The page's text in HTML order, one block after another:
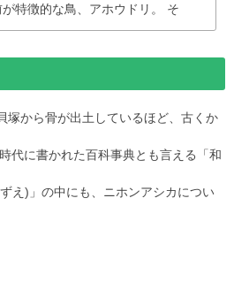
特徴的な鳥、アホウドリ。 そ
塚から骨が出土しているほど、古くか
代に書かれた百科事典とも言える「和
え)」の中にも、ニホンアシカについ